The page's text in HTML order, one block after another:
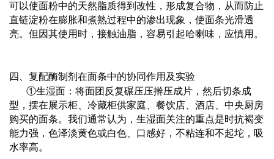
可以使面粉中的天然脂质得到改性，形成复合物，从而防止
直链淀粉在膨胀和煮熟过程中的渗出现象，使面条光滑透
亮。但因其使用时，接触油脂，容易引起哈喇味，应慎用。
四、 复配酶制剂在面条中的协同作用及实验
①生湿面：将面团反复碾压压擀压成片，然后切条成
型，摆在展示柜、冷藏柜供家庭、餐饮店、酒店、中央厨房
购买的面条。我们通常认为，生湿面关注的重点是时抗褐变
能力强，色泽淡黄色或白色、口感好，不粘连和不起坨，吸
水率高。